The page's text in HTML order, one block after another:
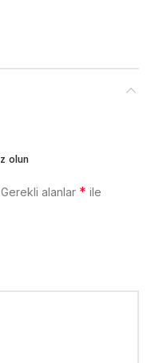
olun
Gerekli alanlar * ile